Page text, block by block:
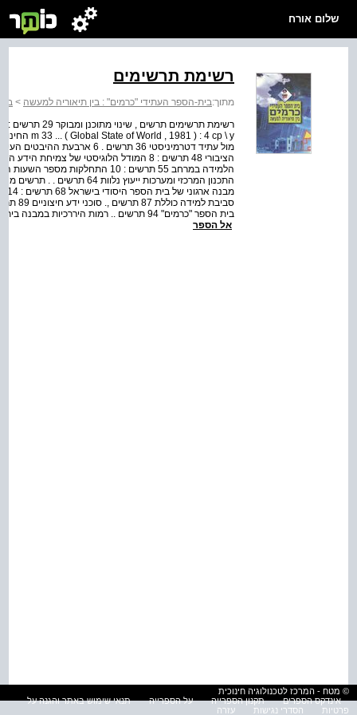
שלום אורח
רשימת תרשימים
מתוך:בית-הספר העתידי "כרמים" : בין תיאוריה למעשה >
אל הספר
© מטח - המרכז לטכנולוגיה חינוכית
אינדקס הספרים
תקנון הספרייה על הספרייה
תנאי שימוש באתר והגנה על
פרטיות
הסדרי נגישות עזרה